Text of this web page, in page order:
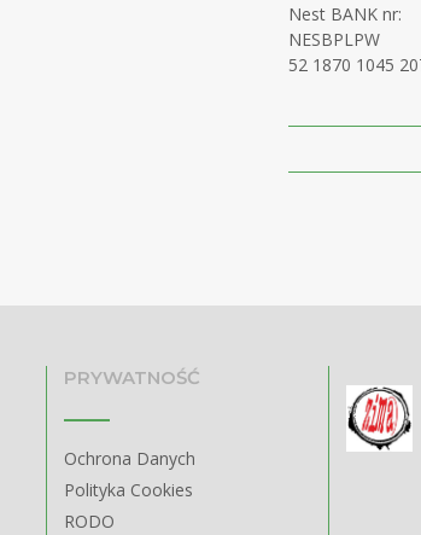
Nest BANK nr:
NESBPLPW
52 1870 1045
PRYWATNOŚĆ
Ochrona Danych
Polityka Cookies
RODO